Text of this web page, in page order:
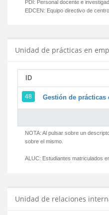
PDI: Personal docente e
EDCEN: Equipo directivo de
Unidad de prácticas en
ID
48 Gestión de prácticas
NOTA: Al pulsar sobre un
sobre el mismo.
ALUC: Estudiantes matriculados
Unidad de relaciones